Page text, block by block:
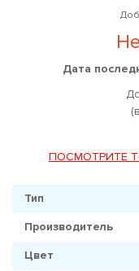
Дата
ПОСМОТРИТЕ
Тип
Производитель
Цвет